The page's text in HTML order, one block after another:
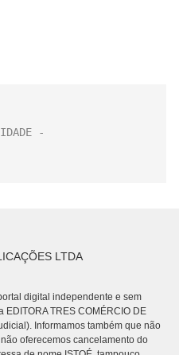
LTDA
digital independente e sem
TRES COMÉRCIO DE
Informamos também que não
oferecemos cancelamento do